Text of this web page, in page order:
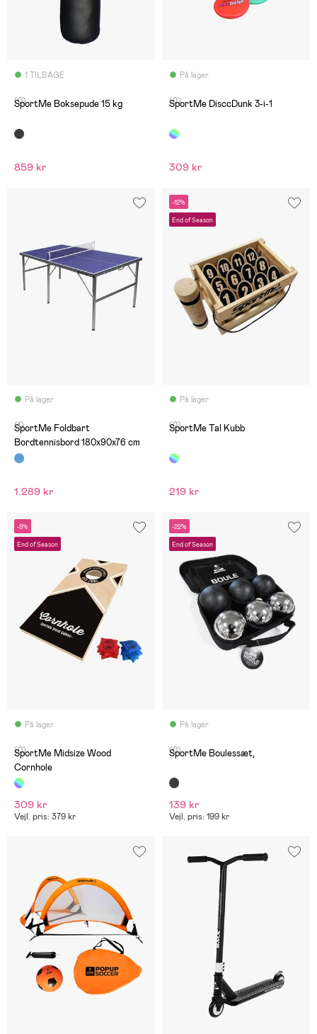
1 TILBAGE
(0)
SportMe Boksepude 15 kg
859 kr
På lager
(0)
SportMe DisccDunk 3-i-1
309 kr
På lager
(1)
SportMe Foldbart
Bordtennisbord 180x90x76 cm
1.289 kr
-12%
End of Season
På lager
(0)
SportMe Tal Kubb
219 kr
-9%
End of Season
På lager
(0)
SportMe Midsize Wood
Cornhole
309 kr
Vejl. pris: 379 kr
-22%
End of Season
På lager
(0)
SportMe Boulessæt,
139 kr
Vejl. pris: 199 kr